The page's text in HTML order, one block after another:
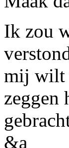
Ik zou
mij wilt
zeggen
&a